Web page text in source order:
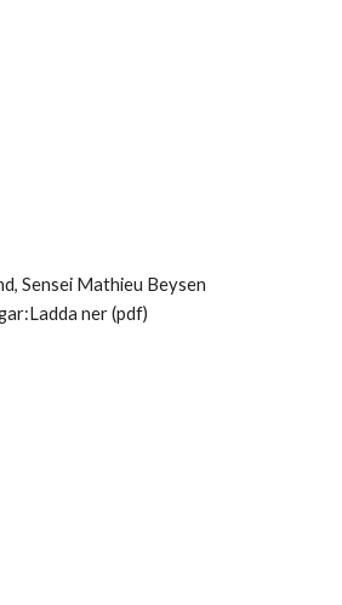
Sensei Mathieu Beysen
ner (pdf)